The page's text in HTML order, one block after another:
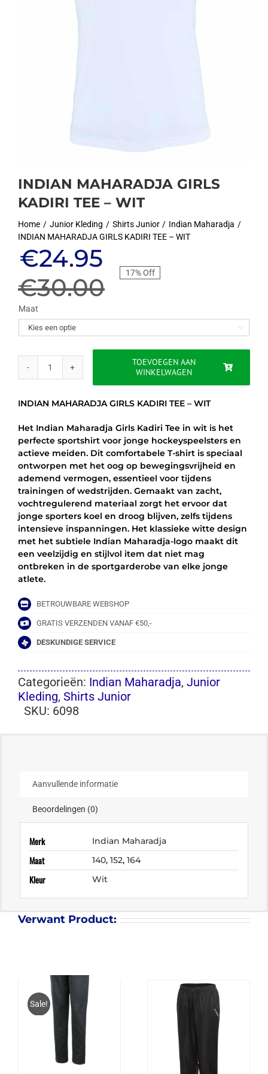
INDIAN MAHARADJA GIRLS
KADIRI TEE – WIT
Home Junior Kleding Shirts Junior
Indian Maharadja
INDIAN MAHARADJA GIRLS KADIRI TEE – WIT
€30.00
Oorspronkelijke
prijs
was:
€30.00.
€24.95
Huidige
prijs
is:
€24.95.
17% Off
Maat

INDIAN
MAHARADJA
TEE
WIT
TOEVOEGEN AAN
WINKELWAGEN
INDIAN MAHARADJA GIRLS KADIRI TEE – WIT
Het Indian Maharadja Girls Kadiri Tee in wit is het
perfecte sportshirt voor jonge hockeyspeelsters en
actieve meiden. Dit comfortabele T-shirt is speciaal
ontworpen met het oog op bewegingsvrijheid en
ademend vermogen, essentieel voor tijdens
trainingen of wedstrijden. Gemaakt van zacht,
vochtregulerend materiaal zorgt het ervoor dat
jonge sporters koel en droog blijven, zelfs tijdens
intensieve inspanningen. Het klassieke witte design
met het subtiele Indian Maharadja-logo maakt dit
een veelzijdig en stijlvol item dat niet mag
ontbreken in de sportgarderobe van elke jonge
atlete.
BETROUWBARE WEBSHOP
GRATIS VERZENDEN VANAF €50,-
DESKUNDIGE SERVICE
Categorieën: Indian Maharadja, Junior
Kleding, Shirts Junior
SKU: 6098
Aanvullende informatie
Beoordelingen (0)
Merk Indian Maharadja
Maat 140,152,164
Kleur Wit
Verwant Product:
Sale!
FZ FORZA PERRY
PANTS JR. – ZWART